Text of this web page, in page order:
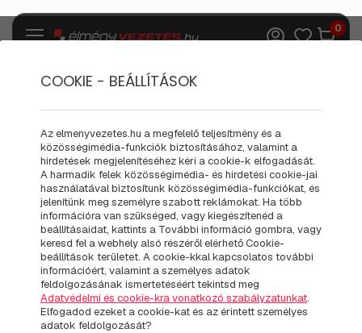
0
EGYEDI BAKELIT ÓRA | TESLA
DESIGN
COOKIE - BEÁLLÍTÁSOK
Az elmenyvezetes.hu a megfelelő teljesítmény és a
közösségimédia-funkciók biztosításához, valamint a
hirdetések megjelenítéséhez kéri a cookie-k elfogadását.
A harmadik felek közösségimédia- és hirdetési cookie-jai
használatával biztosítunk közösségimédia-funkciókat, és
jelenítünk meg személyre szabott reklámokat. Ha több
információra van szükséged, vagy kiegészítenéd a
beállításaidat, kattints a További információ gombra, vagy
keresd fel a webhely alsó részéről elérhető Cookie-
beállítások területet. A cookie-kkal kapcsolatos további
információért, valamint a személyes adatok
feldolgozásának ismertetéséért tekintsd meg
Adatvédelmi és cookie-kra vonatkozó szabályzatunkat.
Elfogadod ezeket a cookie-kat és az érintett személyes
adatok feldolgozását?